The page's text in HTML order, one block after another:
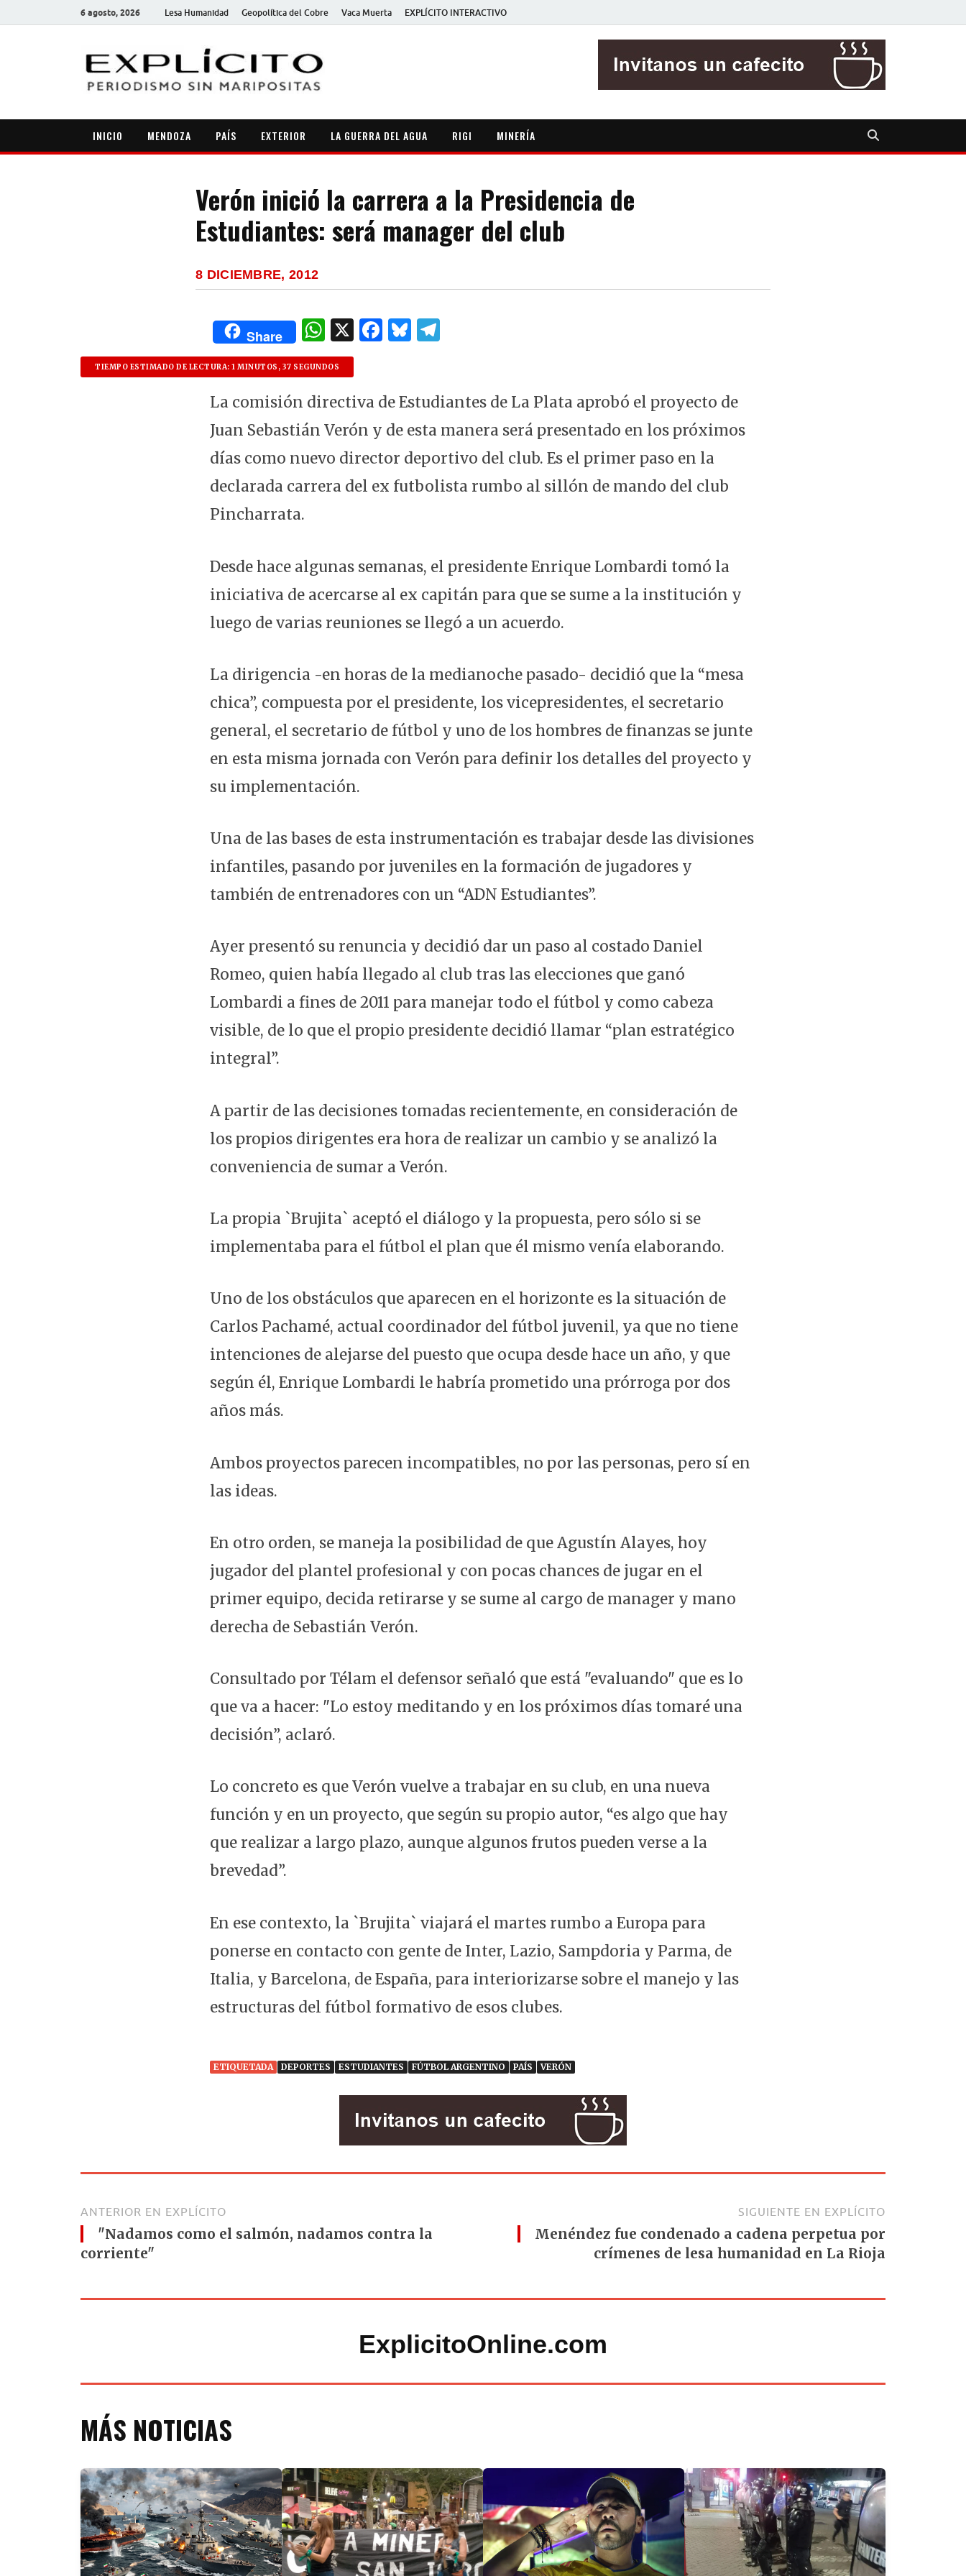
6 agosto, 2026 Lesa Humanidad Geopolítica del Cobre Vaca Muerta EXPLÍCITO INTERACTIVO
INICIO MENDOZA PAÍS EXTERIOR LA GUERRA DEL AGUA RIGI MINERÍA
Verón inició la carrera a la Presidencia de
Estudiantes: será manager del club
8 DICIEMBRE, 2012
Share
W
h
at
s
A
p
p
X F
e
b
o
o
k
B
k
y
g
ra
m
TIEMPO ESTIMADO DE LECTURA: 1 MINUTOS, 37 SEGUNDOS
La comisión directiva de Estudiantes de La Plata aprobó el proyecto de
Juan Sebastián Verón y de esta manera será presentado en los próximos
días como nuevo director deportivo del club. Es el primer paso en la
declarada carrera del ex futbolista rumbo al sillón de mando del club
Pincharrata.
Desde hace algunas semanas, el presidente Enrique Lombardi tomó la
iniciativa de acercarse al ex capitán para que se sume a la institución y
luego de varias reuniones se llegó a un acuerdo.
La dirigencia -en horas de la medianoche pasado- decidió que la “mesa
chica”, compuesta por el presidente, los vicepresidentes, el secretario
general, el secretario de fútbol y uno de los hombres de finanzas se junte
en esta misma jornada con Verón para definir los detalles del proyecto y
su implementación.
Una de las bases de esta instrumentación es trabajar desde las divisiones
infantiles, pasando por juveniles en la formación de jugadores y
también de entrenadores con un “ADN Estudiantes”.
Ayer presentó su renuncia y decidió dar un paso al costado Daniel
Romeo, quien había llegado al club tras las elecciones que ganó
Lombardi a fines de 2011 para manejar todo el fútbol y como cabeza
visible, de lo que el propio presidente decidió llamar “plan estratégico
integral”.
A partir de las decisiones tomadas recientemente, en consideración de
los propios dirigentes era hora de realizar un cambio y se analizó la
conveniencia de sumar a Verón.
La propia `Brujita` aceptó el diálogo y la propuesta, pero sólo si se
implementaba para el fútbol el plan que él mismo venía elaborando.
Uno de los obstáculos que aparecen en el horizonte es la situación de
Carlos Pachamé, actual coordinador del fútbol juvenil, ya que no tiene
intenciones de alejarse del puesto que ocupa desde hace un año, y que
según él, Enrique Lombardi le habría prometido una prórroga por dos
años más.
Ambos proyectos parecen incompatibles, no por las personas, pero sí en
las ideas.
En otro orden, se maneja la posibilidad de que Agustín Alayes, hoy
jugador del plantel profesional y con pocas chances de jugar en el
primer equipo, decida retirarse y se sume al cargo de manager y mano
derecha de Sebastián Verón.
Consultado por Télam el defensor señaló que está "evaluando" que es lo
que va a hacer: "Lo estoy meditando y en los próximos días tomaré una
decisión”, aclaró.
Lo concreto es que Verón vuelve a trabajar en su club, en una nueva
función y en un proyecto, que según su propio autor, “es algo que hay
que realizar a largo plazo, aunque algunos frutos pueden verse a la
brevedad”.
En ese contexto, la `Brujita` viajará el martes rumbo a Europa para
ponerse en contacto con gente de Inter, Lazio, Sampdoria y Parma, de
Italia, y Barcelona, de España, para interiorizarse sobre el manejo y las
estructuras del fútbol formativo de esos clubes.
ETIQUETADA DEPORTES ESTUDIANTES FÚTBOL ARGENTINO PAÍS VERÓN
ANTERIOR EN EXPLÍCITO
"Nadamos como el salmón, nadamos contra la
corriente"
SIGUIENTE EN EXPLÍCITO
Menéndez fue condenado a cadena perpetua por
crímenes de lesa humanidad en La Rioja
ExplicitoOnline.com
MÁS NOTICIAS